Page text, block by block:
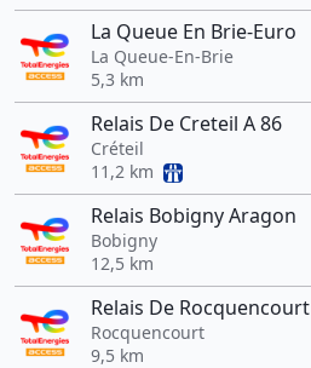
La Queue En Brie-Euro
La Queue-En-Brie
5,3 km
Relais De Creteil A 86
Créteil
11,2 km
Relais Bobigny Aragon
Bobigny
12,5 km
Relais De Rocquencourt
Rocquencourt
9,5 km